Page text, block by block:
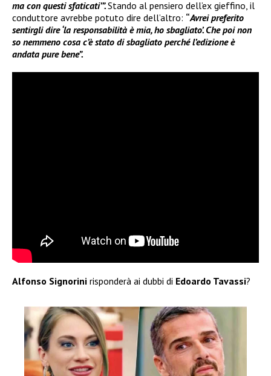
ma con questi sfaticati’”.Stando al pensiero dell’ex gieffino, il
conduttore avrebbe potuto dire dell’altro: “Avrei preferito
sentirgli dire ‘la responsabilità è mia, ho sbagliato’. Che poi non
so nemmeno cosa c’è stato di sbagliato perché l’edizione è
andata pure bene”.
Alfonso Signorini risponderà ai dubbi di Edoardo Tavassi?